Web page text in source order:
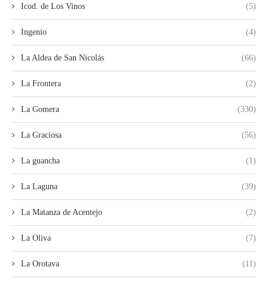
Icod. de Los Vinos (5)
Ingenio (4)
La Aldea de San Nicolás (66)
La Frontera (2)
La Gomera (330)
La Graciosa (56)
La guancha (1)
La Laguna (39)
La Matanza de Acentejo (2)
La Oliva (7)
La Orotava (11)